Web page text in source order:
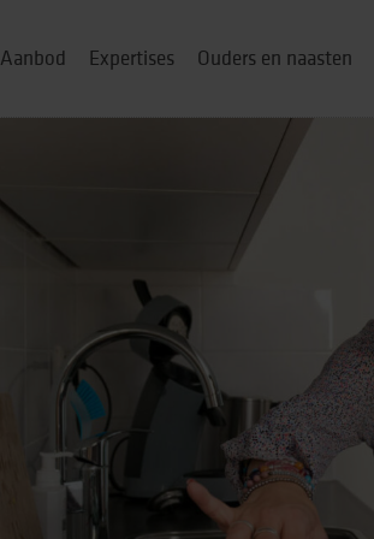
Aanbod
Logeren
Ondersteuning bij jou thuis
Wonen in een groep
Zelfstandig wonen
Onderwijs, advies & cursussen
Vrije tijd
Werk & dagbesteding
Expertises Ouders en naasten